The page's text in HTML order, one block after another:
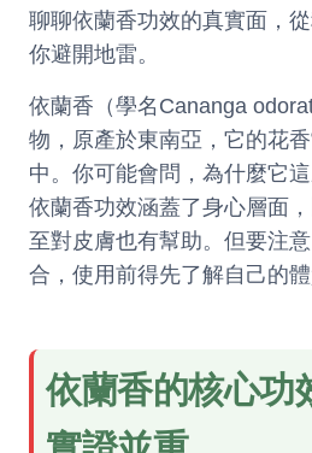
聊聊依蘭香功效的真實面，
你避開地雷。
依蘭香（學名Cananga
物，原產於東南亞，它的花
中。你可能會問，為什麼它
依蘭香功效涵蓋了身心層面
至對皮膚也有幫助。但要注
合，使用前得先了解自己的體
依蘭香的核心功